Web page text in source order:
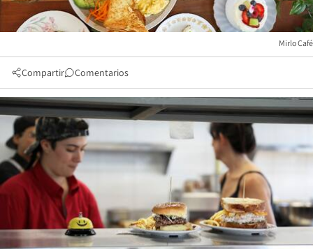
Mirlo Café
Compartir Comentarios